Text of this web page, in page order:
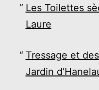
Les Toilettes
Laure
Tressage et
Jardin